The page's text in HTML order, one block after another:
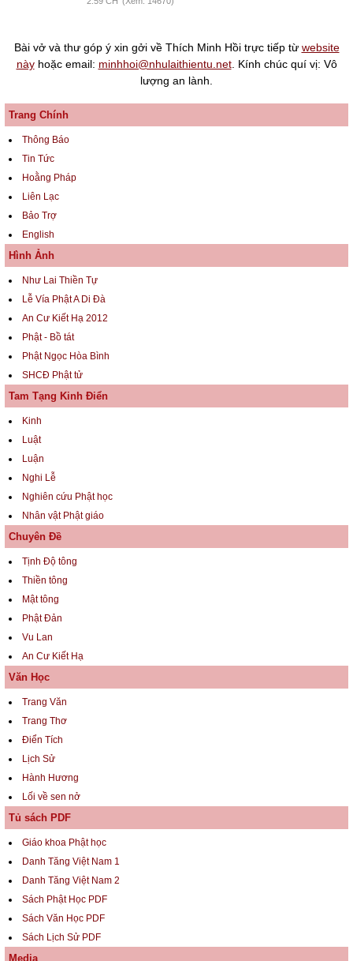
Bài vở và thư góp ý xin gởi về Thích Minh Hồi trực tiếp từ website
nàyhoặc email: minhhoi@nhulaithientu.net. Kính chúc quí vị: Vô
lượng an lành.
Trang Chính
Thông Báo
Tin Tức
Hoằng Pháp
Liên Lạc
Bảo Trợ
English
Hình Ảnh
Như Lai Thiền Tự
Lễ Vía Phật A Di Đà
An Cư Kiết Hạ 2012
Phật - Bồ tát
Phật Ngọc Hòa Bình
SHCĐ Phật tử
Tam Tạng Kinh Điển
Kinh
Luật
Luận
Nghi Lễ
Nghiên cứu Phật học
Nhân vật Phật giáo
Chuyên Đề
Tịnh Độ tông
Thiền tông
Mật tông
Phật Đản
Vu Lan
An Cư Kiết Hạ
Văn Học
Trang Văn
Trang Thơ
Điển Tích
Lịch Sử
Hành Hương
Lối về sen nở
Tủ sách PDF
Giáo khoa Phật học
Danh Tăng Việt Nam 1
Danh Tăng Việt Nam 2
Sách Phật Học PDF
Sách Văn Học PDF
Sách Lịch Sử PDF
Media